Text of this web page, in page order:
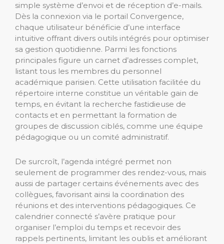
simple système d’envoi et de réception d’e-mails.
Dès la connexion via le portail Convergence,
chaque utilisateur bénéficie d’une interface
intuitive offrant divers outils intégrés pour optimiser
sa gestion quotidienne. Parmi les fonctions
principales figure un carnet d’adresses complet,
listant tous les membres du personnel
académique parisien. Cette utilisation facilitée du
répertoire interne constitue un véritable gain de
temps, en évitant la recherche fastidieuse de
contacts et en permettant la formation de
groupes de discussion ciblés, comme une équipe
pédagogique ou un comité administratif.
De surcroît, l’agenda intégré permet non
seulement de programmer des rendez-vous, mais
aussi de partager certains événements avec des
collègues, favorisant ainsi la coordination des
réunions et des interventions pédagogiques. Ce
calendrier connecté s’avère pratique pour
organiser l’emploi du temps et recevoir des
rappels pertinents, limitant les oublis et améliorant